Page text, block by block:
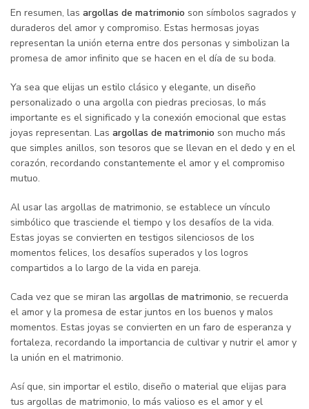
En resumen, las argollas de matrimonio son símbolos sagrados y
duraderos del amor y compromiso. Estas hermosas joyas
representan la unión eterna entre dos personas y simbolizan la
promesa de amor infinito que se hacen en el día de su boda.
Ya sea que elijas un estilo clásico y elegante, un diseño
personalizado o una argolla con piedras preciosas, lo más
importante es el significado y la conexión emocional que estas
joyas representan. Las argollas de matrimonio son mucho más
que simples anillos, son tesoros que se llevan en el dedo y en el
corazón, recordando constantemente el amor y el compromiso
mutuo.
Al usar las argollas de matrimonio, se establece un vínculo
simbólico que trasciende el tiempo y los desafíos de la vida.
Estas joyas se convierten en testigos silenciosos de los
momentos felices, los desafíos superados y los logros
compartidos a lo largo de la vida en pareja.
Cada vez que se miran las argollas de matrimonio, se recuerda
el amor y la promesa de estar juntos en los buenos y malos
momentos. Estas joyas se convierten en un faro de esperanza y
fortaleza, recordando la importancia de cultivar y nutrir el amor y
la unión en el matrimonio.
Así que, sin importar el estilo, diseño o material que elijas para
tus argollas de matrimonio, lo más valioso es el amor y el